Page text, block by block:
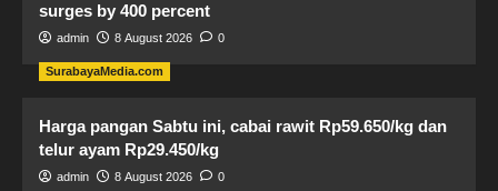
surges by 400 percent
admin 8 August 2026 0
SurabayaMedia.com
Harga pangan Sabtu ini, cabai rawit Rp59.650/kg dan
telur ayam Rp29.450/kg
admin 8 August 2026 0